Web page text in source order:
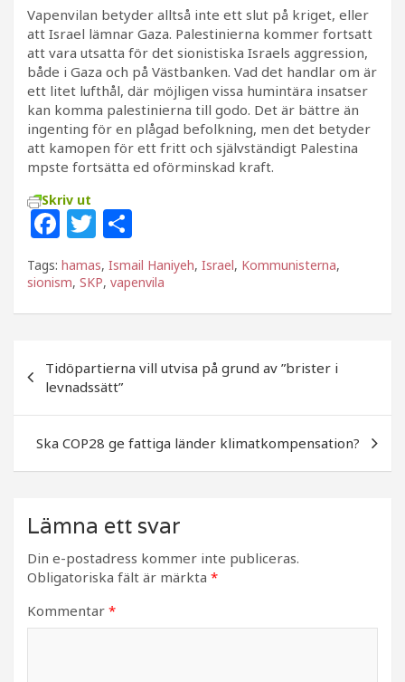
Vapenvilan betyder alltså inte ett slut på kriget, eller
att Israel lämnar Gaza. Palestinierna kommer fortsatt
att vara utsatta för det sionistiska Israels aggression,
både i Gaza och på Västbanken. Vad det handlar om är
ett litet lufthål, där möjligen vissa humintära insatser
kan komma palestinierna till godo. Det är bättre än
ingenting för en plågad befolkning, men det betyder
att kamopen för ett fritt och självständigt Palestina
mpste fortsätta ed oförminskad kraft.
Skriv ut
F
a
c
e
o
o
k
T
w
itt
e
el
a
Tags: hamas, Ismail Haniyeh, Israel, Kommunisterna,
sionism, SKP, vapenvila
Tidöpartierna vill utvisa på grund av ”brister i
levnadssätt”
Ska COP28 ge fattiga länder klimatkompensation?
Lämna ett svar
Din e-postadress kommer inte publiceras.
Obligatoriska fält är märkta *
Kommentar *